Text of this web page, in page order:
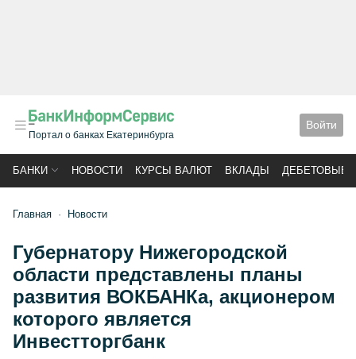
Портал о банках Екатеринбурга
Войти
БАНКИ НОВОСТИ КУРСЫ ВАЛЮТ ВКЛАДЫ ДЕБЕТОВЫЕ
Главная Новости
Губернатору Нижегородской
области представлены планы
развития ВОКБАНКа, акционером
которого является
Инвестторгбанк